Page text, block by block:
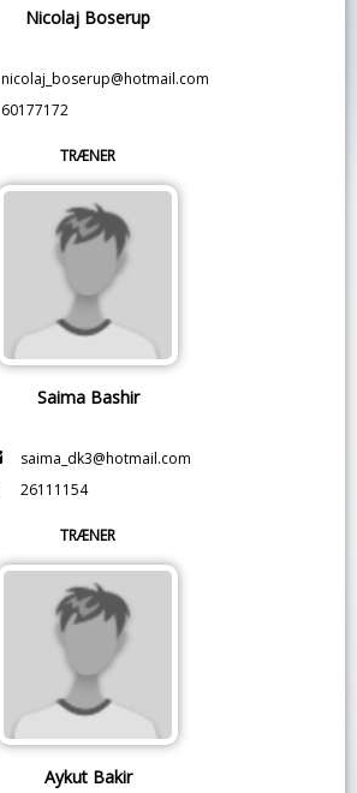
Nicolaj Boserup
nicolaj_boserup@hotmail.com
60177172
TRÆNER
Saima Bashir
saima_dk3@hotmail.com
26111154
TRÆNER
Aykut Bakir